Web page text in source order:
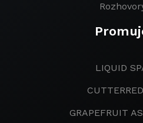
LIQUID
GRAPEFRUIT